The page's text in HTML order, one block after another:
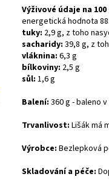
Výživové údaje na
energetická hodnota
tuky: 2,9 g, z toho
sacharidy: 39,8 g, z
vláknina: 6,3 g
bílkoviny: 2,5 g
sůl: 1,6 g
Balení: 360 g - baleno
Trvanlivost: Lišák má
Výrobce: Bezlepková
Skladování a péče: